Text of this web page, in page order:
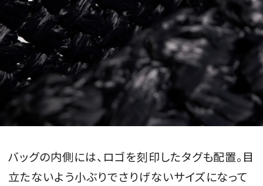
バッグの内側には、ロゴを刻印したタグも配置。目
立たないよう小ぶりでさりげないサイズになって